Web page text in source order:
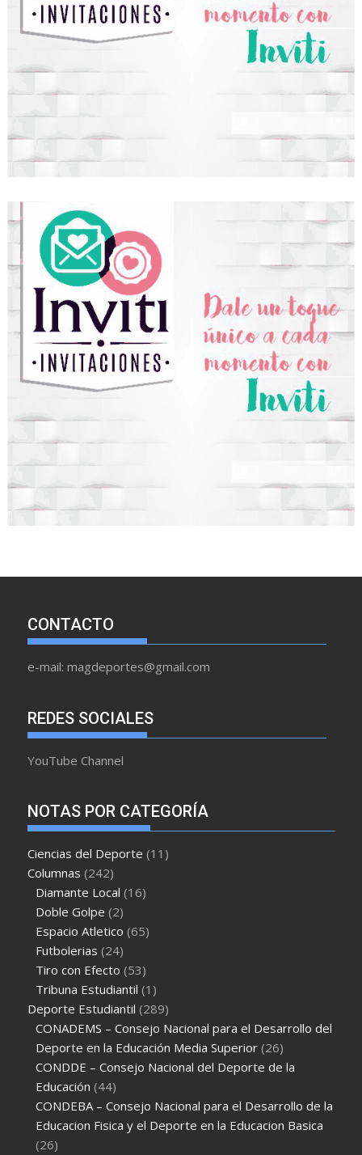
CONTACTO
e-mail: magdeportes@gmail.com
REDES SOCIALES
YouTube Channel
NOTAS POR CATEGORÍA
Ciencias del Deporte (11)
Columnas (242)
Diamante Local (16)
Doble Golpe (2)
Espacio Atletico (65)
Futbolerias (24)
Tiro con Efecto (53)
Tribuna Estudiantil (1)
Deporte Estudiantil (289)
CONADEMS – Consejo Nacional para el Desarrollo del
Deporte en la Educación Media Superior (26)
CONDDE – Consejo Nacional del Deporte de la
Educación (44)
CONDEBA – Consejo Nacional para el Desarrollo de la
Educacion Fisica y el Deporte en la Educacion Basica
(26)